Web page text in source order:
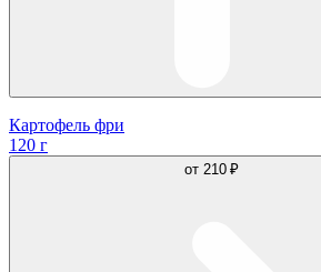
Картофель фри
120 г
от 210 ₽